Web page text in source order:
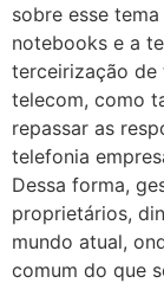
sobre esse
notebooks e a
terceirização de
telecom, como
repassar as
telefonia
Dessa forma,
proprietários,
mundo atual,
comum do que